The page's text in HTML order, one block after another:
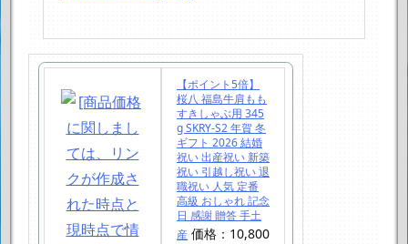
【ポイント5倍】
桜八 福島牛肩もも
すきしゃぶ用 345
g SKRY-S2 年賀 冬
ギフト 2026 結婚
祝い 出産祝い 新築
祝い 引越し祝い 退
職祝い 人気 定番
高級 おしゃれ 記念
日 感謝 贈答 手土
産 価格：10,800